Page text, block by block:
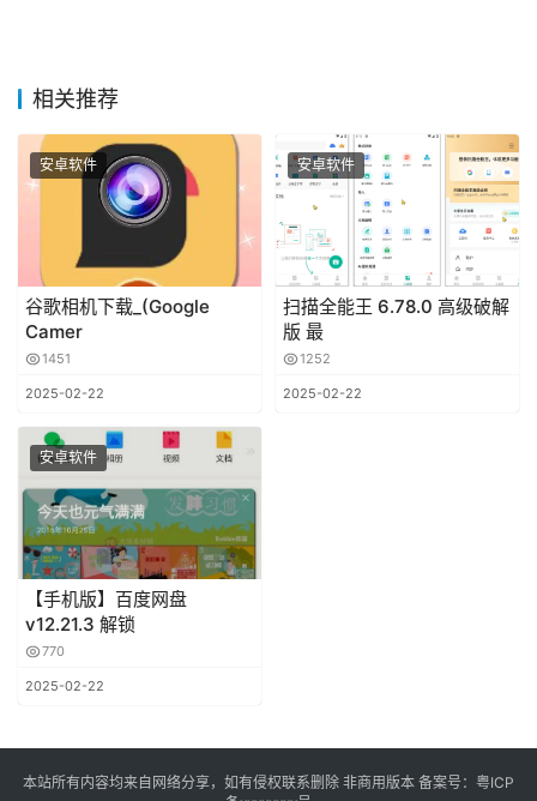
相关推荐
安卓软件
谷歌相机下载_(Google
Camer
1451
2025-02-22
安卓软件
扫描全能王 6.78.0 高级破解
版 最
1252
2025-02-22
安卓软件
【手机版】百度网盘
v12.21.3 解锁
770
2025-02-22
本站所有内容均来自网络分享，如有侵权联系删除 非商用版本 备案号： 粤ICP